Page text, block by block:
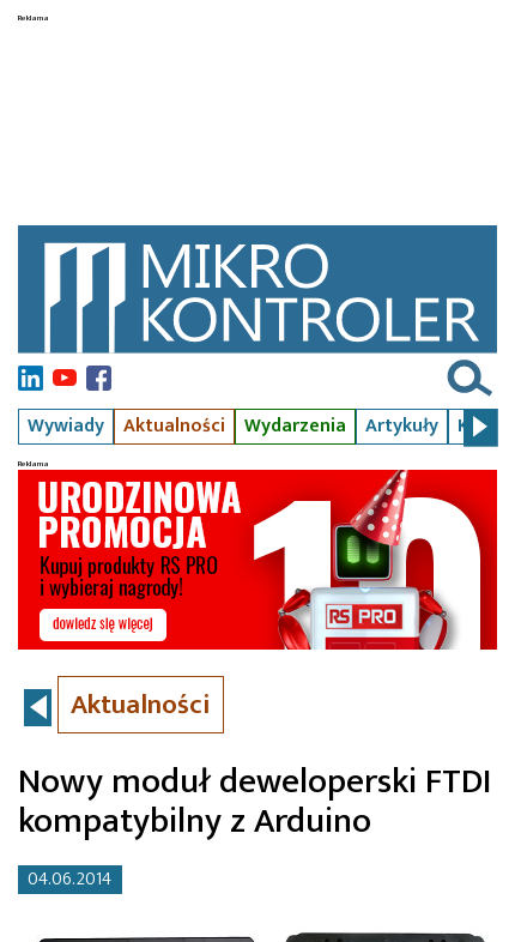
Wywiady Aktualności Wydarzenia Artykuły Kursy
Aktualności
Nowy moduł deweloperski FTDI
kompatybilny z Arduino
04.06.2014